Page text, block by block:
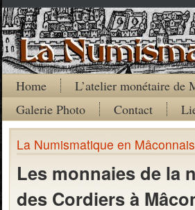
Home L’atelier monétaire de
Galerie Photo
Contact
La Numismatique en Mâconnais
Les monnaies de la
des Cordiers à